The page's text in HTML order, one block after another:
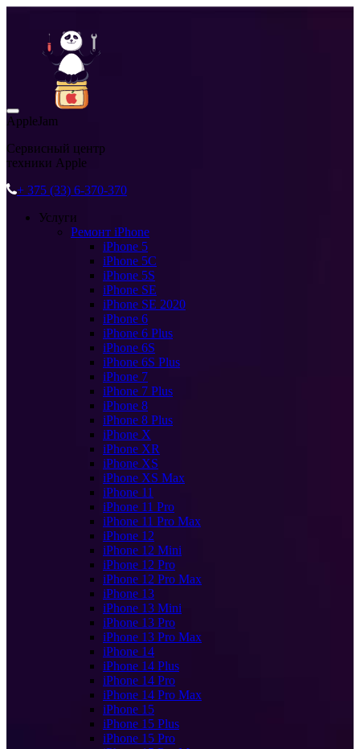
AppleJam
Сервисный центр
техники Apple
+ 375 (33) 6-370-370
Услуги
Ремонт iPhone
iPhone 5
iPhone 5C
iPhone 5S
iPhone SE
iPhone SE 2020
iPhone 6
iPhone 6 Plus
iPhone 6S
iPhone 6S Plus
iPhone 7
iPhone 7 Plus
iPhone 8
iPhone 8 Plus
iPhone X
iPhone XR
iPhone XS
iPhone XS Max
iPhone 11
iPhone 11 Pro
iPhone 11 Pro Max
iPhone 12
iPhone 12 Mini
iPhone 12 Pro
iPhone 12 Pro Max
iPhone 13
iPhone 13 Mini
iPhone 13 Pro
iPhone 13 Pro Max
iPhone 14
iPhone 14 Plus
iPhone 14 Pro
iPhone 14 Pro Max
iPhone 15
iPhone 15 Plus
iPhone 15 Pro